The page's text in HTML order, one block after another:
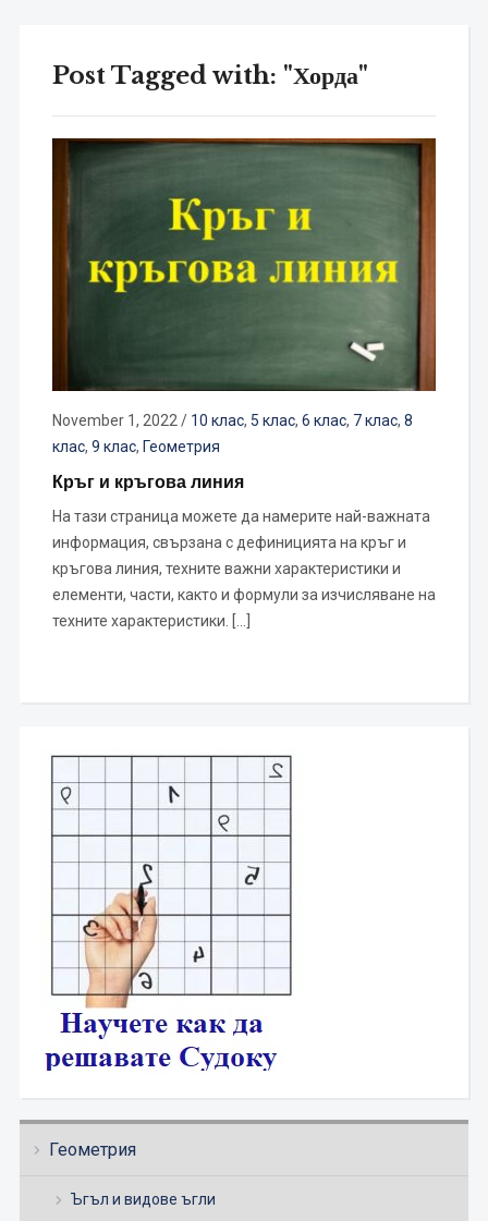
Геометрия
Ъгъл и видове ъгли
Post Tagged with: "Хорда"
November 1, 2022 / 10 клас, 5 клас, 6 клас, 7 клас, 8
клас, 9 клас, Геометрия
Кръг и кръгова линия
На тази страница можете да намерите най-важната
информация, свързана с дефиницията на кръг и
кръгова линия, техните важни характеристики и
елементи, части, както и формули за изчисляване на
техните характеристики. […]